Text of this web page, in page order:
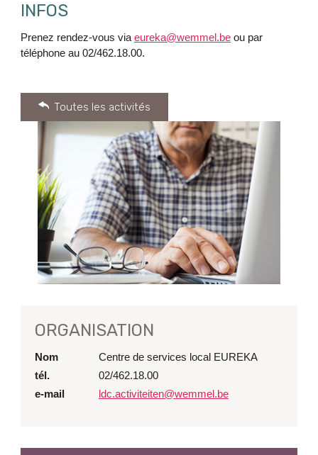
INFOS
Prenez rendez-vous via eureka@wemmel.be ou par
téléphone au 02/462.18.00.
Toutes les activités
ORGANISATION
Nom
Centre de services local EUREKA
tél.
02/462.18.00
e-mail
ldc.activiteiten@wemmel.be